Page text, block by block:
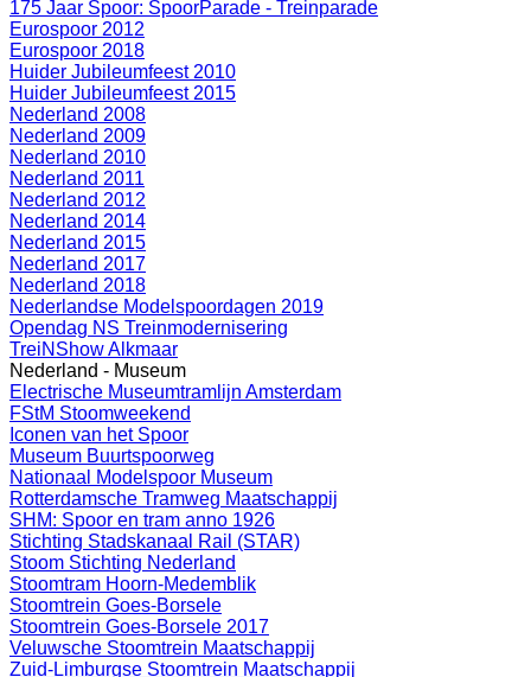
175 Jaar Spoor: SpoorParade - Treinparade
Eurospoor 2012
Eurospoor 2018
Huider Jubileumfeest 2010
Huider Jubileumfeest 2015
Nederland 2008
Nederland 2009
Nederland 2010
Nederland 2011
Nederland 2012
Nederland 2014
Nederland 2015
Nederland 2017
Nederland 2018
Nederlandse Modelspoordagen 2019
Opendag NS Treinmodernisering
TreiNShow Alkmaar
Nederland - Museum
Electrische Museumtramlijn Amsterdam
FStM Stoomweekend
Iconen van het Spoor
Museum Buurtspoorweg
Nationaal Modelspoor Museum
Rotterdamsche Tramweg Maatschappij
SHM: Spoor en tram anno 1926
Stichting Stadskanaal Rail (STAR)
Stoom Stichting Nederland
Stoomtram Hoorn-Medemblik
Stoomtrein Goes-Borsele
Stoomtrein Goes-Borsele 2017
Veluwsche Stoomtrein Maatschappij
Zuid-Limburgse Stoomtrein Maatschappij